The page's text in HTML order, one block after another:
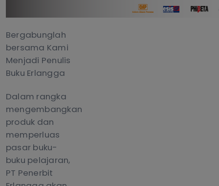
Bergabunglah
bersama Kami
Menjadi Penulis
Buku Erlangga
Dalam rangka
mengembangkan
produk dan
memperluas
pasar buku-
buku pelajaran,
PT Penerbit